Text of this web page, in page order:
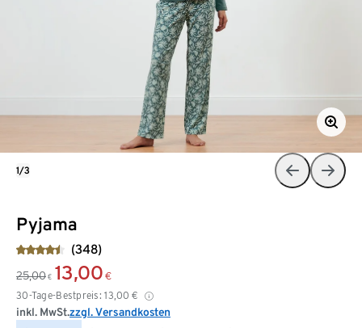
Pyjama
(348)
25,00 € 13,00 €
30-Tage-Bestpreis: 13,00 €
inkl. MwSt.zzgl. Versandkosten
1/3